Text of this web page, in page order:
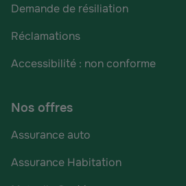
Demande de résiliation
Réclamations
Accessibilité : non conforme
Nos offres
Assurance auto
Assurance Habitation